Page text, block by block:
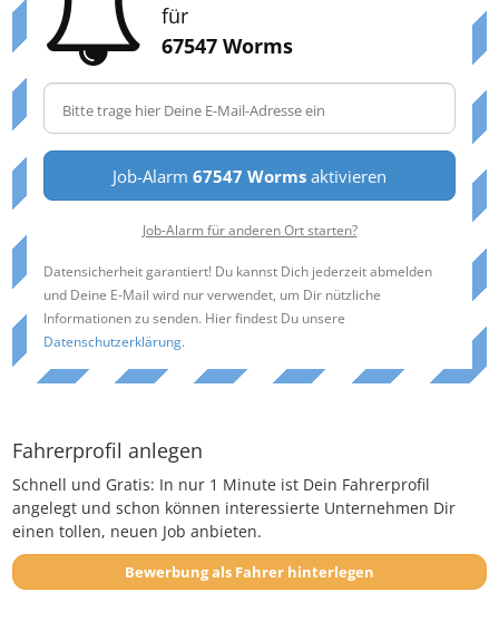
für
67547 Worms
Job-Alarm 67547 Worms aktivieren
Job-Alarm für anderen Ort starten?
Datensicherheit garantiert! Du kannst Dich jederzeit abmelden
und Deine E-Mail wird nur verwendet, um Dir nützliche
Informationen zu senden. Hier findest Du unsere
Datenschutzerklärung.
Fahrerprofil anlegen
Schnell und Gratis: In nur 1 Minute ist Dein Fahrerprofil
angelegt und schon können interessierte Unternehmen Dir
einen tollen, neuen Job anbieten.
Bewerbung als Fahrer hinterlegen